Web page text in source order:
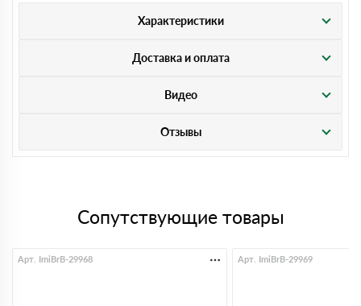
Характеристики
Доставка и оплата
Видео
Отзывы
Сопутствующие товары
Арт. ImiBrB-29968 Арт. ImiBrB-29969